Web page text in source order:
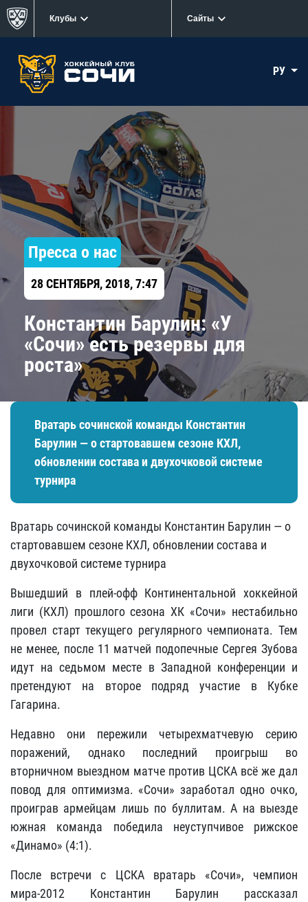
Клубы Сайты
РУ
Пресса о нас
28 СЕНТЯБРЯ, 2018, 7:47
Константин Барулин: «У
«Сочи» есть резервы для
роста»
Вратарь сочинской команды Константин
Барулин — о стартовавшем сезоне КХЛ,
обновлении состава и двухочковой системе
турнира
Вратарь сочинской команды Константин Барулин — о
стартовавшем сезоне КХЛ, обновлении состава и
двухочковой системе турнира
Вышедший в плей-офф Континентальной хоккейной
лиги (КХЛ) прошлого сезона ХК «Сочи» нестабильно
провел старт текущего регулярного чемпионата. Тем
не менее, после 11 матчей подопечные Сергея Зубова
идут на седьмом месте в Западной конференции и
претендуют на второе подряд участие в Кубке
Гагарина.
Недавно они пережили четырехматчевую серию
поражений, однако последний проигрыш во
вторничном выездном матче против ЦСКА всё же дал
повод для оптимизма. «Сочи» заработал одно очко,
проиграв армейцам лишь по буллитам. А на выезде
южная команда победила неуступчивое рижское
«Динамо» (4:1).
После встречи с ЦСКА вратарь «Сочи», чемпион
мира-2012 Константин Барулин рассказал